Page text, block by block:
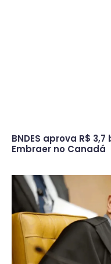
BNDES aprova R$
Embraer no Canadá